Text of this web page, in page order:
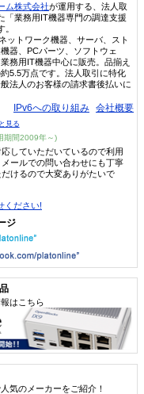
ム株式会社が運用する、法人取
「業務用IT機器専門の調達支援
。
ットワーク機器、サーバ、スト
器、PCパーツ、ソフトウェ
務用IT機器中心に販売。品揃え
5.5万点です。法人取引に特化
法人のお客様の請求書後払いに
IPv6への取り組み 会社概要
見る
期間2009年～)
していただいているので利用
ールでの問い合わせにも丁寧
けるので大変ありがたいで
ください!
ジ
はこちら
気のメーカーをご紹介！